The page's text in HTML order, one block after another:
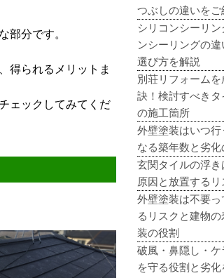
部分です。
得られるメリットま
ェックしてみてくだ
つぶしの違いをご
シリコンシーリン
ンシーリングの
選び方を解説
別荘リフォーム
訣！検討すべき
の施工箇所
外壁塗装はいつ行
なる築年数と劣
玄関タイルの浮き
原因と放置する
外壁塗装は不要
るリスクと建物
装の役割
破風・鼻隠し・
を守る役割と劣